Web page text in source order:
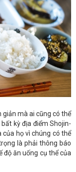
mà ai cũng có thể
kỳ địa điểm Shojin-
của họ vì chúng có thể
là phải thông báo
độ ăn uống cụ thể của